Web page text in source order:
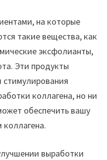
на которые
такие вещества, как
эксфолианты,
Эти продукты
коллагена, но ни
обеспечить вашу
выработки